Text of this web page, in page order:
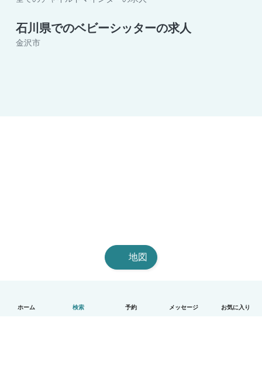
ホーム 検索 予約 メッセージ お気に入り
石川県でのベビーシッターの求人
金沢市
地図